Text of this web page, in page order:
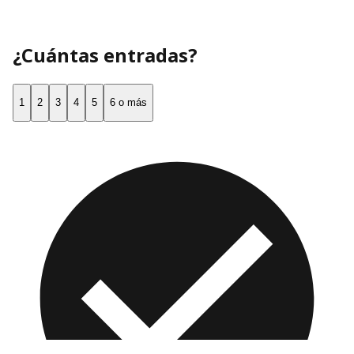
¿Cuántas entradas?
1 2 3 4 5 6 o más